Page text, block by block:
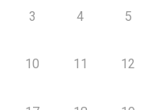
3 4 5
10 11 12